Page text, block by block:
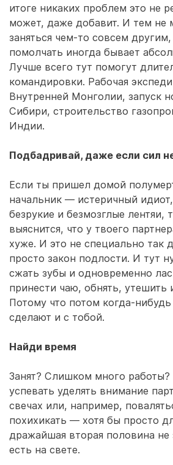
итоге никаких проблем это не
может, даже добавит. И тем не
заняться чем-то совсем
помолчать иногда бывает
Лучше всего тут помогут
командировки. Рабочая
Внутренней Монголии, запуск
Сибири, строительство
Индии.
Подбадривай, даже если сил
Если ты пришел домой
начальник — истеричный
безрукие и безмозглые лентяи,
выяснится, что у твоего
хуже. И это не специально так
просто закон подлости. И тут
сжать зубы и одновременно
принести чаю, обнять, утешить
Потому что потом когда-
сделают и с тобой.
Найди время
Занят? Слишком много
успевать уделять внимание
свечах или, например,
похихикать — хотя бы просто
дражайшая вторая половина не
есть на свете.